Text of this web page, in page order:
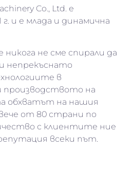
Co., Ltd. е
г. и е млада и динамична
никога не сме спирали да
непрекъснато
в
производството на
обхватът на нашия
от 80 страни по
с клиентите ние
всеки път.